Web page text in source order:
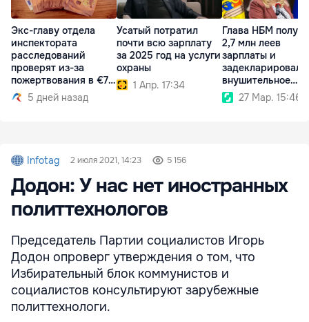
Экс-главу отдела
инспектората
расследований
проверят из-за
пожертвования в €70
0005 дней назад
Усатый потратил
почти всю зарплату
за 2025 год на услуги
охраны
1 Апр. 17:34
Глава НБМ
2,7 млн леев
зарплаты и
задекларировала
внушительное
состояние
27 Мар. 15:46
Infotag 2 июля 2021, 14:23 5 156
Додон: У нас нет иностранных
политтехнологов
Председатель Партии социалистов Игорь
Додон опроверг утверждения о том, что
Избирательный блок коммунистов и
социалистов консультируют зарубежные
политтехнологи.